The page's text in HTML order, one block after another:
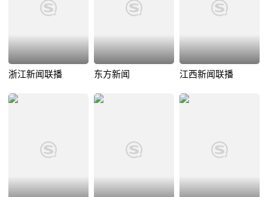
浙江新闻联播 东方新闻 江西新闻联播